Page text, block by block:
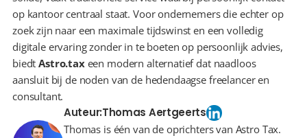
op kantoor centraal staat. Voor ondernemers die echter op
zoek zijn naar een maximale tijdswinst en een volledig
digitale ervaring zonder in te boeten op persoonlijk advies,
biedt Astro.tax een modern alternatief dat naadloos
aansluit bij de noden van de hedendaagse freelancer en
consultant.
Auteur:Thomas Aertgeerts
Thomas is één van de oprichters van Astro Tax.